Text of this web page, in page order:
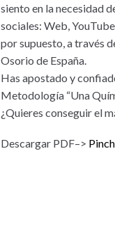
siento en la necesidad
sociales: Web,
por supuesto, a través
Osorio de España.
Has apostado y
Metodología “Una
¿Quieres conseguir el
Descargar PDF–>